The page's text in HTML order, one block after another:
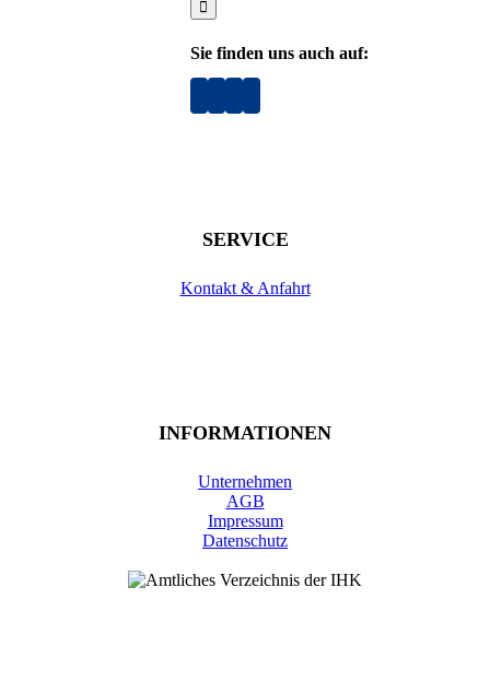
Sie finden uns auch auf:
SERVICE
Kontakt & Anfahrt
INFORMATIONEN
Unternehmen
AGB
Impressum
Datenschutz